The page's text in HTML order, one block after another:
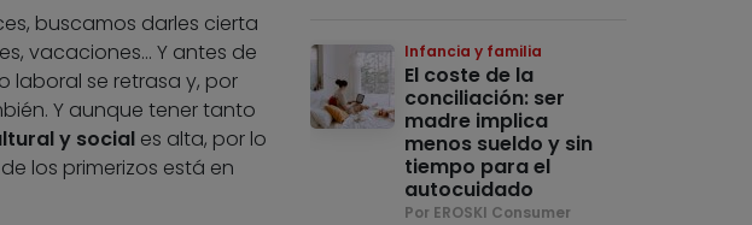
buscamos darles cierta
vacaciones… Y antes de
laboral se retrasa y, por
Y aunque tener tanto
y sociales alta, por lo
los primerizos está en
Infancia y familia
El coste de la
conciliación: ser
madre implica
menos sueldo y sin
tiempo para el
autocuidado
Por EROSKI Consumer